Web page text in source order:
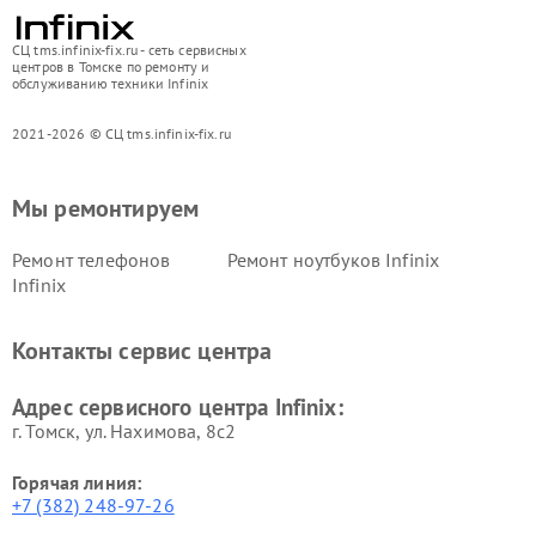
СЦ tms.infinix-fix.ru - сеть сервисных
центров в Томске по ремонту и
обслуживанию техники Infinix
2021-2026 © СЦ tms.infinix-fix.ru
Мы ремонтируем
Ремонт телефонов
Infinix
Ремонт ноутбуков Infinix
Контакты сервис центра
Адрес сервисного центра Infinix:
г. Томск, ул. Нахимова, 8с2
Горячая линия:
+7 (382) 248-97-26